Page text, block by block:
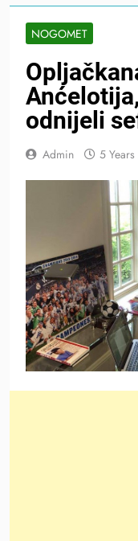
NOGOMET
odnijeli
Admin 5